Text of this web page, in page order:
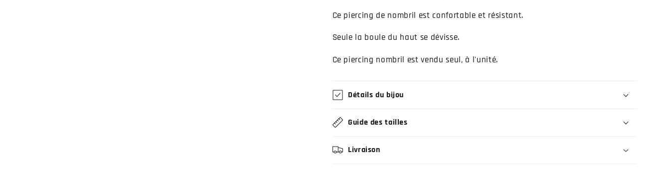
Ce piercing de nombril est confortable et résistant.
Seule la boule du haut se dévisse.
Ce piercing nombril est vendu seul, à l'unité.
Détails du bijou
Guide des tailles
Livraison